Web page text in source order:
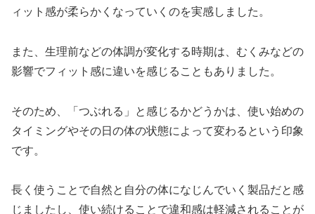
ィット感が柔らかくなっていくのを実感しました。
また、生理前などの体調が変化する時期は、むくみなどの
影響でフィット感に違いを感じることもありました。
そのため、「つぶれる」と感じるかどうかは、使い始めの
タイミングやその日の体の状態によって変わるという印象
です。
長く使うことで自然と自分の体になじんでいく製品だと感
じましたし、使い続けることで違和感は軽減されることが